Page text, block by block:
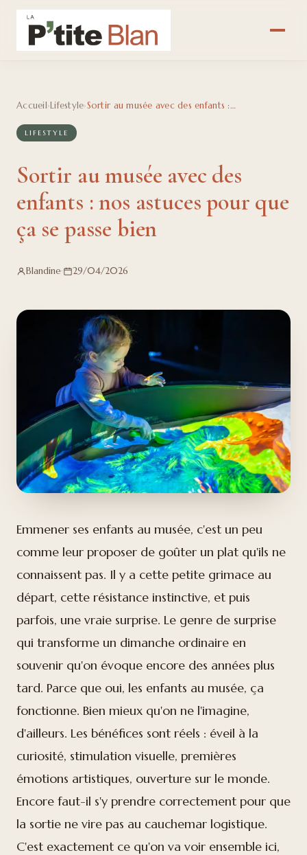
Accueil›Lifestyle› Sortir au musée avec des enfants : nos astuces pour que ça se passe bien
LIFESTYLE
Sortir au musée avec des
enfants : nos astuces pour que
ça se passe bien
Blandine· 29/04/2026
Emmener ses enfants au musée, c'est un peu
comme leur proposer de goûter un plat qu'ils ne
connaissent pas. Il y a cette petite grimace au
départ, cette résistance instinctive, et puis
parfois, une vraie surprise. Le genre de surprise
qui transforme un dimanche ordinaire en
souvenir qu'on évoque encore des années plus
tard. Parce que oui, les enfants au musée, ça
fonctionne. Bien mieux qu'on ne l'imagine,
d'ailleurs. Les bénéfices sont réels : éveil à la
curiosité, stimulation visuelle, premières
émotions artistiques, ouverture sur le monde.
Encore faut-il s'y prendre correctement pour que
la sortie ne vire pas au cauchemar logistique.
C'est exactement ce qu'on va voir ensemble ici,